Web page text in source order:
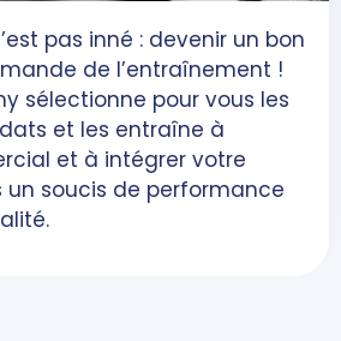
pas inné : devenir un bon
de l’entraînement !
sélectionne pour vous les
et les entraîne à
et à intégrer votre
un soucis de performance